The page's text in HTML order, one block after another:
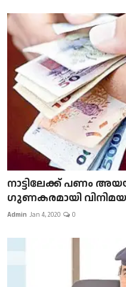
നാട്ടിലേക്ക് പണം
ഗുണകരമായി വിനിമയ
Admin Jan 4, 2020 0